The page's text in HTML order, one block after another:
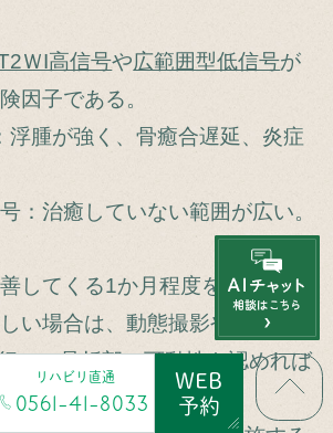
ＷI高信号や広範囲型低信号が
因子である。
腫が強く、骨癒合遅延、炎症
：治癒していない範囲が広い。
してくる1か月程度を経過して
い場合は、動態撮影やCT、
い、骨折部の可動性を認めれば
すべきである。
リハビリ直通
0561-41-8033
WEB
予約